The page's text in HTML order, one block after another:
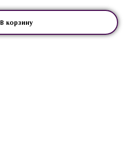
В корзину